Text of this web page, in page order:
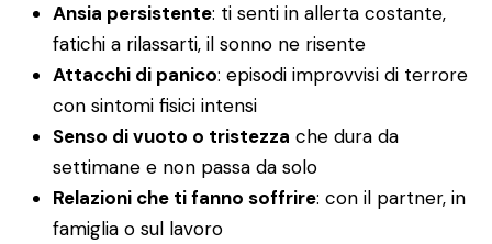
Ansia persistente: ti senti in allerta costante,
fatichi a rilassarti, il sonno ne risente
Attacchi di panico: episodi improvvisi di terrore
con sintomi fisici intensi
Senso di vuoto o tristezza che dura da
settimane e non passa da solo
Relazioni che ti fanno soffrire: con il partner, in
famiglia o sul lavoro